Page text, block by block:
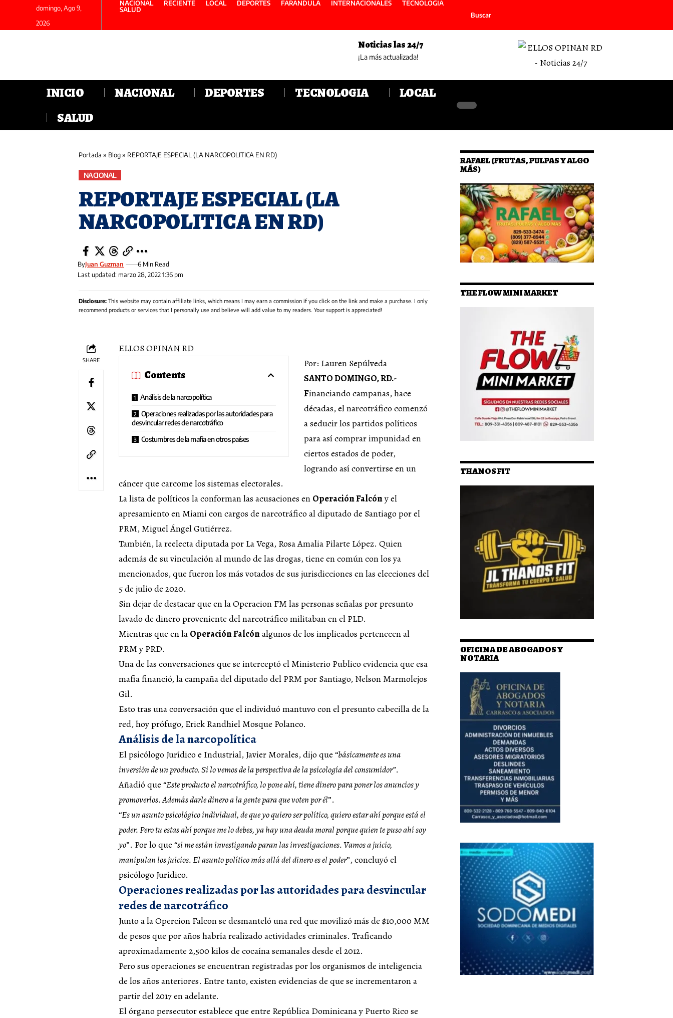
domingo, Ago 9,
2026
NACIONAL RECIENTE LOCAL DEPORTES FARANDULA INTERNACIONALES
TECNOLOGIA
SALUD
Buscar
Noticias las 24/7
¡La más actualizada!
INICIO NACIONAL DEPORTES TECNOLOGIA
LOCAL
SALUD
Portada » Blog» REPORTAJE ESPECIAL (LA NARCOPOLITICA EN RD)
NACIONAL
REPORTAJE ESPECIAL (LA
NARCOPOLITICA EN RD)
Last updated: marzo 28, 2022 1:36 pm
ByJuan Guzman 6 Min Read
Disclosure: This website may contain affiliate links, which means I may earn a commission if you click on the link and make a purchase. I only
recommend products or services that I personally use and believe will add value to my readers. Your support is appreciated!
SHARE
ELLOS OPINAN RD
Contents
Análisis de la narcopolítica
Operaciones realizadas por las autoridades para
desvincular redes de narcotráfico
Costumbres de la mafia en otros países
Por: Lauren Sepúlveda
SANTO DOMINGO, RD.-
Financiando campañas, hace
décadas, el narcotráfico comenzó
a seducir los partidos políticos
para así comprar impunidad en
ciertos estados de poder,
logrando así convertirse en un
cáncer que carcome los sistemas electorales.
La lista de políticos la conforman las acusaciones en Operación Falcóny el
apresamiento en Miami con cargos de narcotráfico al diputado de Santiago por el
PRM, Miguel Ángel Gutiérrez.
También, la reelecta diputada por La Vega, Rosa Amalia Pilarte López. Quien
además de su vinculación al mundo de las drogas, tiene en común con los ya
mencionados, que fueron los más votados de sus jurisdicciones en las elecciones del
5 de julio de 2020.
Sin dejar de destacar que en la Operacion FM las personas señalas por presunto
lavado de dinero proveniente del narcotráfico militaban en el PLD.
Mientras que en la Operación Falcónalgunos de los implicados pertenecen al
PRM y PRD.
Una de las conversaciones que se interceptó el Ministerio Publico evidencia que esa
mafia financió, la campaña del diputado del PRM por Santiago, Nelson Marmolejos
Gil.
Esto tras una conversación que el individuó mantuvo con el presunto cabecilla de la
red, hoy prófugo, Erick Randhiel Mosque Polanco.
Análisis de la narcopolítica
El psicólogo Jurídico e Industrial, Javier Morales, dijo que “básicamente es una
inversión de un producto. Si lo vemos de la perspectiva de la psicología del consumidor”.
Añadió que “Este producto el narcotráfico, lo pone ahí, tiene dinero para poner los anuncios y
promoverlos. Además darle dinero a la gente para que voten por él”.
“Es un asunto psicológico individual, de que yo quiero ser político, quiero estar ahí porque está el
poder. Pero tu estas ahí porque me lo debes, ya hay una deuda moral porque quien te puso ahí soy
yo”. Por lo que “si me están investigando paran las investigaciones. Vamos a juicio,
manipulan los juicios. El asunto político más allá del dinero es el poder”, concluyó el
psicólogo Jurídico.
Operaciones realizadas por las autoridades para desvincular
redes de narcotráfico
Junto a la Opercion Falcon se desmanteló una red que movilizó más de $10,000 MM
de pesos que por años habría realizado actividades criminales. Traficando
aproximadamente 2,500 kilos de cocaína semanales desde el 2012.
Pero sus operaciones se encuentran registradas por los organismos de inteligencia
de los años anteriores. Entre tanto, existen evidencias de que se incrementaron a
partir del 2017 en adelante.
El órgano persecutor establece que entre República Dominicana y Puerto Rico se
RAFAEL (FRUTAS, PULPAS Y ALGO
MÁS)
THE FLOW MINI MARKET
THANOS FIT
OFICINA DE ABOGADOS Y
NOTARIA